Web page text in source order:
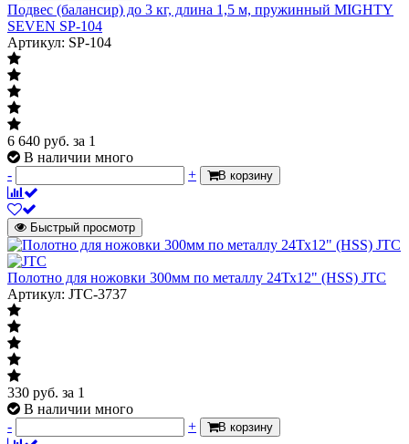
Подвес (балансир) до 3 кг, длина 1,5 м, пружинный MIGHTY
SEVEN SP-104
Артикул: SP-104
6 640 руб. за 1
В наличии много
-
+ В корзину
Быстрый просмотр
Полотно для ножовки 300мм по металлу 24Тх12" (HSS) JTC
Артикул: JTC-3737
330 руб. за 1
В наличии много
-
+ В корзину